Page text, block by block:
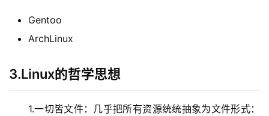
Gentoo
ArchLinux
3.Linux的哲学思想
1.一切皆文件：几乎把所有资源统统抽象为文件形式：